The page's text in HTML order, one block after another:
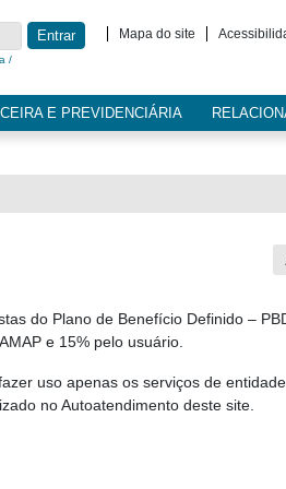
/
Entrar Mapa do site
E PREVIDENCIÁRIA
do Plano de Benefício Definido –
e 15% pelo usuário.
uso apenas os serviços de
no Autoatendimento deste site.